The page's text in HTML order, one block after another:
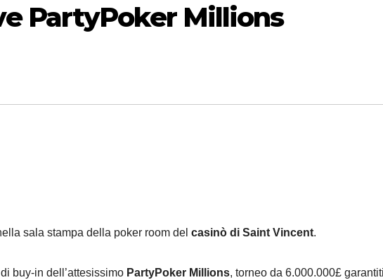
PartyPoker Millions
sala stampa della poker room del casinò di Saint Vincent.
buy-in dell’attesissimo PartyPoker Millions, torneo da 6.000.000£